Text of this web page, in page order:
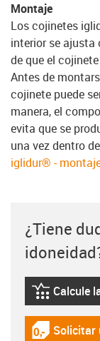
Montaje
Los cojinetes
interior se ajusta
de que el
Antes de
cojinete puede
manera, el
evita que se
una vez dentro
iglidur® -
¿Tiene
igus-icon-
Calcule
igus-icon-
Solicitar